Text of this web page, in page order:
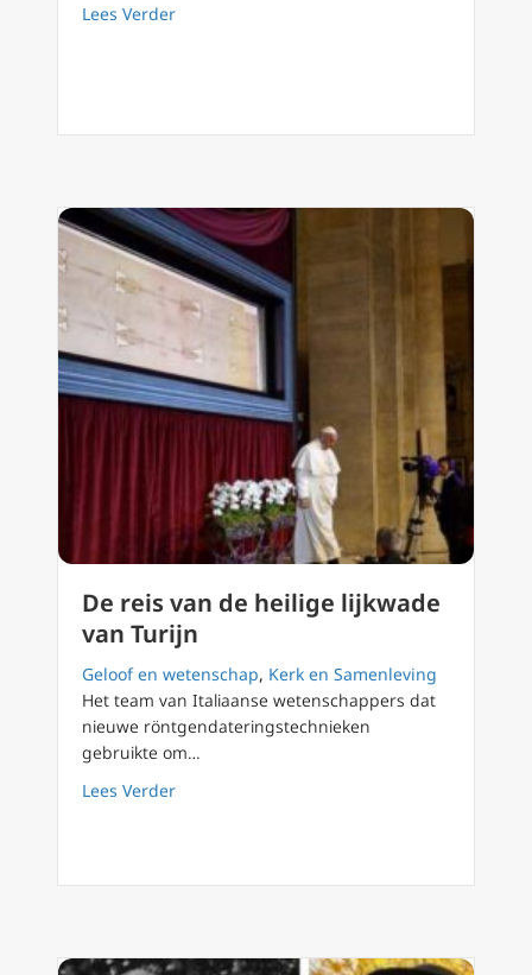
Lees Verderabout Lijkwade van Turijn beeld van Jezus
De reis van de heilige lijkwade
van Turijn
Geloof en wetenschap, Kerk en Samenleving
Het team van Italiaanse wetenschappers dat
nieuwe röntgendateringstechnieken
gebruikte om…
Lees Verderabout De reis van de heilige lijkwade van